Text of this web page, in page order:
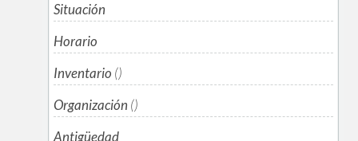
Situación
Horario
Inventario ()
Organización ()
Antigüedad